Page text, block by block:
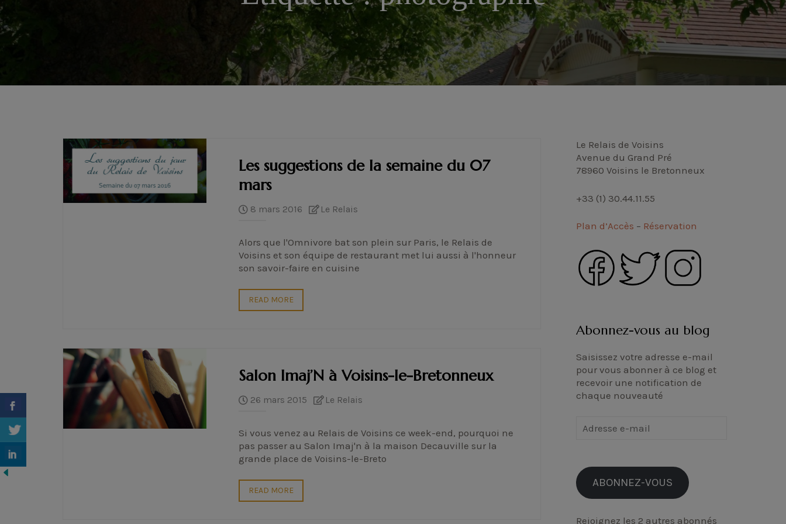
Les suggestions de la semaine du 07
mars
8 mars 2016 Le Relais
Alors que l'Omnivore bat son plein sur Paris, le Relais de
Voisins et son équipe de restaurant met lui aussi à l'honneur
son savoir-faire en cuisine
READ MORE
Salon Imaj’N à Voisins-le-Bretonneux
26 mars 2015 Le Relais
Si vous venez au Relais de Voisins ce week-end, pourquoi ne
pas passer au Salon Imaj'n à la maison Decauville sur la
grande place de Voisins-le-Breto
READ MORE
Le Relais de Voisins
Avenue du Grand Pré
78960 Voisins le Bretonneux
+33 (1) 30.44.11.55
Plan d’Accès – Réservation
Abonnez-vous au blog
Saisissez votre adresse e-mail
pour vous abonner à ce blog et
recevoir une notification de
chaque nouveauté
Adresse
e-
ABONNEZ-VOUS
Rejoignez les 2 autres abonnés